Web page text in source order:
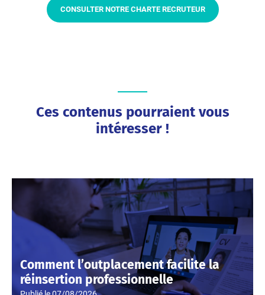
CONSULTER NOTRE CHARTE RECRUTEUR
Ces contenus pourraient vous
intéresser !
Comment l’outplacement facilite la
réinsertion professionnelle